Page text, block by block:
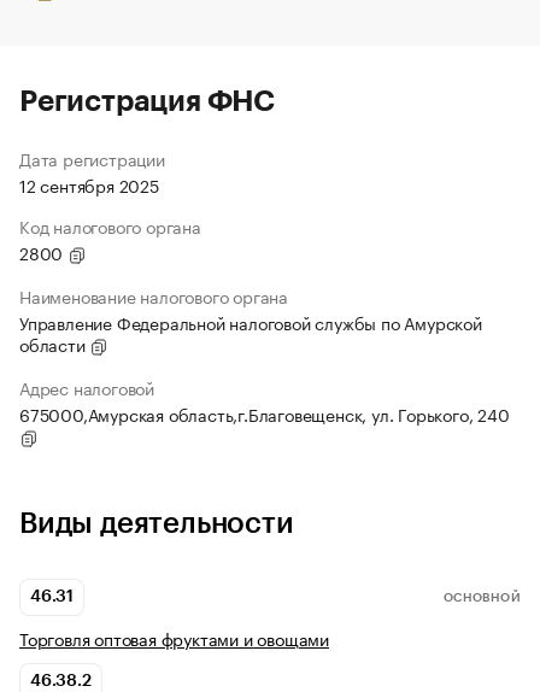
Регистрация ФНС
Дата регистрации
12 сентября 2025
Код налогового органа
2800
Наименование налогового органа
Управление Федеральной налоговой службы по Амурской
области
Адрес налоговой
675000,Амурская область,г.Благовещенск, ул. Горького, 240
Виды деятельности
46.31 ОСНОВНОЙ
Торговля оптовая фруктами и овощами
46.38.2